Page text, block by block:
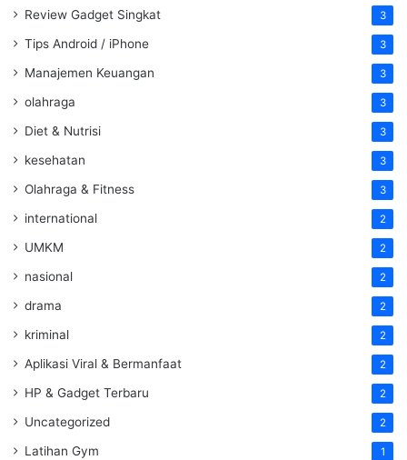
Review Gadget Singkat 3
Tips Android / iPhone 3
Manajemen Keuangan 3
olahraga 3
Diet & Nutrisi 3
kesehatan 3
Olahraga & Fitness 3
international 2
UMKM 2
nasional 2
drama 2
kriminal 2
Aplikasi Viral & Bermanfaat 2
HP & Gadget Terbaru 2
Uncategorized 2
Latihan Gym 1